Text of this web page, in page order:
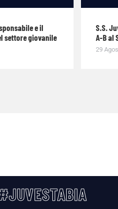
e il
settore giovanile
S.S.
A-B al
29